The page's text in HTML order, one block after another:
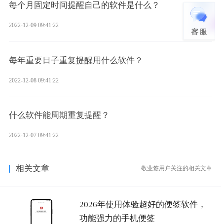
每个月固定时间提醒自己的软件是什么？
2022-12-09 09:41:22
每年重要日子重复提醒用什么软件？
2022-12-08 09:41:22
什么软件能周期重复提醒？
2022-12-07 09:41:22
相关文章 敬业签用户关注的相关文章
2026年使用体验超好的便签软件，
功能强力的手机便签